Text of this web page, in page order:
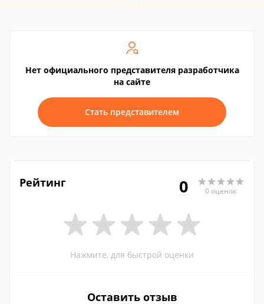
Нет официального представителя разработчика
на сайте
Стать представителем
Рейтинг 0 0 оценок
Нажмите, для быстрой оценки
Оставить отзыв